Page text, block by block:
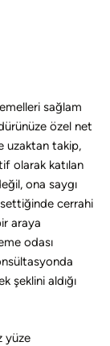
sağlam
özel net
uzaktan takip,
olarak katılan
ona saygı
cerrahi
araya
odası
şeklini aldığı
yüze